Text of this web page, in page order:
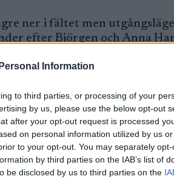
Information
to third parties, or processing of your
by us, please use the below opt-out
after your opt-out request is processed
on personal information utilized by us
to your opt-out. You may separately
by third parties on the IAB’s list of
be disclosed by us to third parties on the
ner i fältet men
efter Björgen och Anna
plats 4:13 minuter efter täten.
efter ledande Simen
en 13:e och 14:e plats, 58